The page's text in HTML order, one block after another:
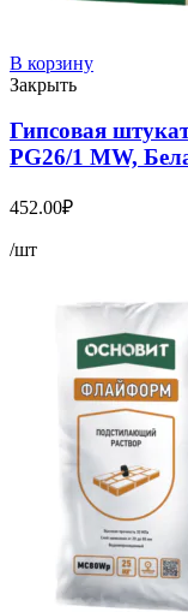
В корзину
Закрыть
Гипсовая
PG26/1 MW,
452.00₽
/шт